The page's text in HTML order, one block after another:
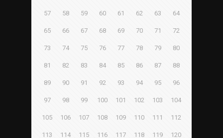
57 58 59 60 61 62 63 64
65 66 67 68 69 70 71 72
73 74 75 76 77 78 79 80
81 82 83 84 85 86 87 88
89 90 91 92 93 94 95 96
97 98 99 100 101 102 103 104
105 106 107 108 109 110 111 112
113 114 115 116 117 118 119 120